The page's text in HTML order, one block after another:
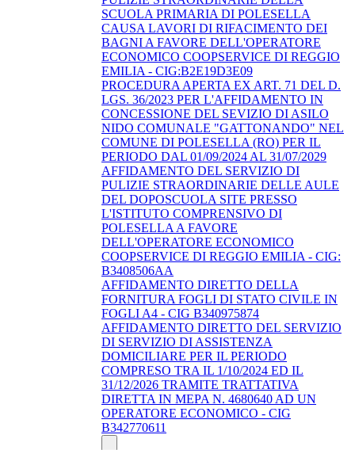
SCUOLA PRIMARIA DI POLESELLA
CAUSA LAVORI DI RIFACIMENTO DEI
BAGNI A FAVORE DELL'OPERATORE
ECONOMICO COOPSERVICE DI REGGIO
EMILIA - CIG:B2E19D3E09
PROCEDURA APERTA EX ART. 71 DEL D.
LGS. 36/2023 PER L'AFFIDAMENTO IN
CONCESSIONE DEL SEVIZIO DI ASILO
NIDO COMUNALE "GATTONANDO" NEL
COMUNE DI POLESELLA (RO) PER IL
PERIODO DAL 01/09/2024 AL 31/07/2029
AFFIDAMENTO DEL SERVIZIO DI
PULIZIE STRAORDINARIE DELLE AULE
DEL DOPOSCUOLA SITE PRESSO
L'ISTITUTO COMPRENSIVO DI
POLESELLA A FAVORE
DELL'OPERATORE ECONOMICO
COOPSERVICE DI REGGIO EMILIA - CIG:
B3408506AA
AFFIDAMENTO DIRETTO DELLA
FORNITURA FOGLI DI STATO CIVILE IN
FOGLI A4 - CIG B340975874
AFFIDAMENTO DIRETTO DEL SERVIZIO
DI SERVIZIO DI ASSISTENZA
DOMICILIARE PER IL PERIODO
COMPRESO TRA IL 1/10/2024 ED IL
31/12/2026 TRAMITE TRATTATIVA
DIRETTA IN MEPA N. 4680640 AD UN
OPERATORE ECONOMICO - CIG
B342770611